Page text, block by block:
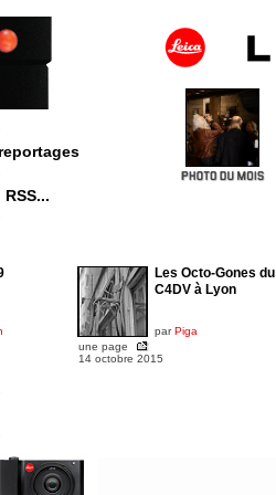
RSS...
Les Octo-Gones du
C4DV à Lyon
parPiga
une page
14 octobre 2015